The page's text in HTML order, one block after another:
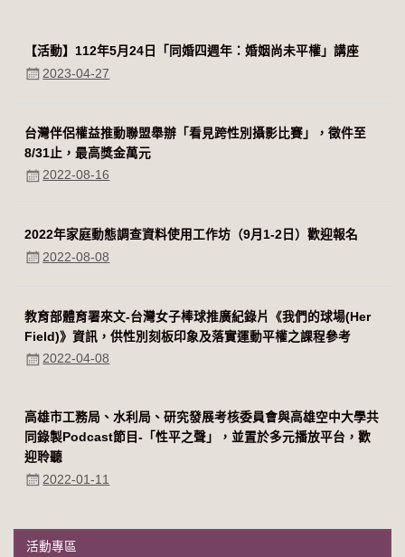
【活動】112年5月24日「同婚四週年：婚姻尚未平權」講座
2023-04-27
台灣伴侶權益推動聯盟舉辦「看見跨性別攝影比賽」，徵件至
8/31止，最高獎金萬元
2022-08-16
2022年家庭動態調查資料使用工作坊（9月1-2日）歡迎報名
2022-08-08
教育部體育署來文-台灣女子棒球推廣紀錄片《我們的球場(Her
Field)》資訊，供性別刻板印象及落實運動平權之課程參考
2022-04-08
高雄市工務局、水利局、研究發展考核委員會與高雄空中大學共
同錄製Podcast節目-「性平之聲」，並置於多元播放平台，歡
迎聆聽
2022-01-11
活動專區